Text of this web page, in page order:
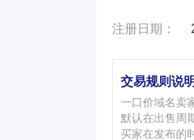
注册日期：
交易规则说
一口价域名卖
默认在出售周
买家在发布的